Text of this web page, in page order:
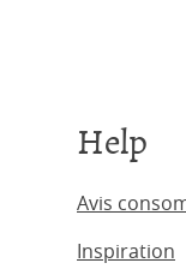
Help
Avis
Inspiration